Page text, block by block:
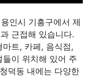
인시 기흥구에서 제
근접해 있습니다.
트, 카페, 음식점,
이 위치해 있어 주
덕동 내에는 다양한